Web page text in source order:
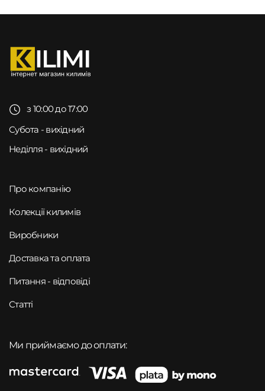
з 10:00 до 17:00
Субота - вихідний
Неділля - вихідний
Про компанію
Колекції килимів
Виробники
Доставка та оплата
Питання - відповіді
Статті
Ми приймаємо до оплати: